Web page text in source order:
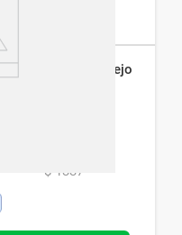
+ Complejo
$ 1337